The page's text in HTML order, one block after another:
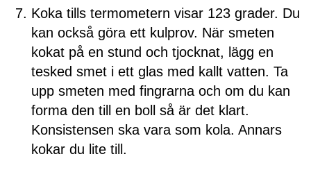
Koka tills termometern visar 123 grader. Du
kan också göra ett kulprov. När smeten
kokat på en stund och tjocknat, lägg en
tesked smet i ett glas med kallt vatten. Ta
upp smeten med fingrarna och om du kan
forma den till en boll så är det klart.
Konsistensen ska vara som kola. Annars
kokar du lite till.